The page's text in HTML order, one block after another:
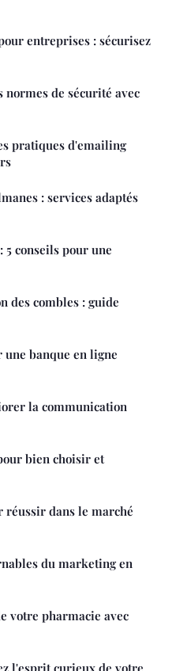
entreprises : sécurisez
de sécurité avec
pratiques d'emailing
: services adaptés
5 conseils pour une
des combles : guide
une banque en ligne
la communication
bien choisir et
réussir dans le marché
du marketing en
votre pharmacie avec